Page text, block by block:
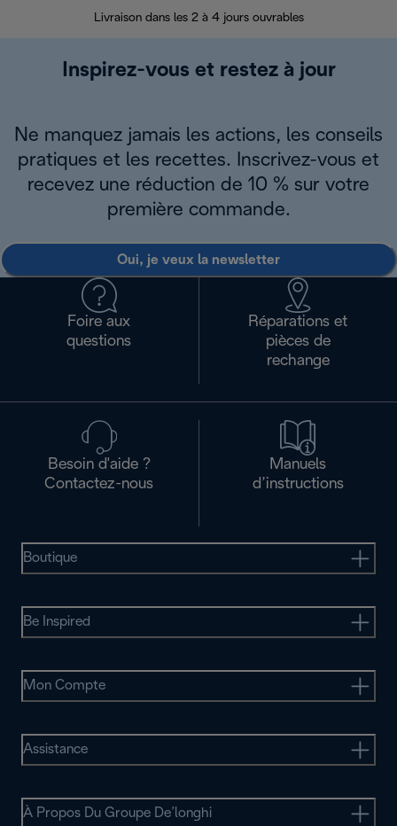
Livraison dans les 2 à 4 jours ouvrables
Inspirez-vous et restez à jour
Ne manquez jamais les actions, les conseils
pratiques et les recettes. Inscrivez-vous et
recevez une réduction de 10 % sur votre
première commande.
Oui, je veux la newsletter
Foire aux
questions
Réparations et
pièces de
rechange
Besoin d'aide ?
Contactez-nous
Manuels
d’instructions
Boutique
Be Inspired
Mon Compte
Assistance
À Propos Du Groupe De’longhi